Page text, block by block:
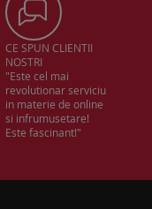
CE SPUN CLIENTII
NOSTRI
"Este cel mai
revolutionar serviciu
in materie de online
si infrumusetare!
Este fascinant!"